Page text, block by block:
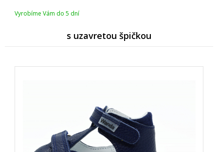
Vyrobíme Vám do 5 dní
s uzavretou špičkou